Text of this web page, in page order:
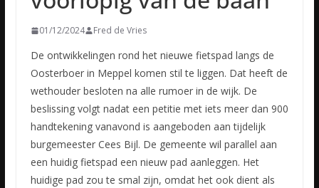
01/12/2024 Fred de Vries
De ontwikkelingen rond het nieuwe fietspad langs de
Oosterboer in Meppel komen stil te liggen. Dat heeft de
wethouder besloten na alle rumoer in de wijk. De
beslissing volgt nadat een petitie met iets meer dan 900
handtekening vanavond is aangeboden aan tijdelijk
burgemeester Cees Bijl. De gemeente wil parallel aan
een huidig fietspad een nieuw pad aanleggen. Het
huidige pad zou te smal zijn, omdat het ook dient als